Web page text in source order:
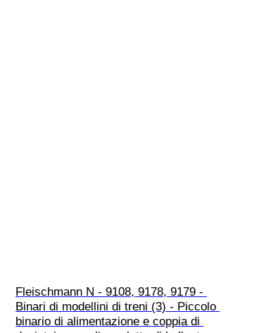
Fleischmann N - 9108, 9178, 9179 -
Binari di modellini di treni (3) - Piccolo
binario di alimentazione e coppia di